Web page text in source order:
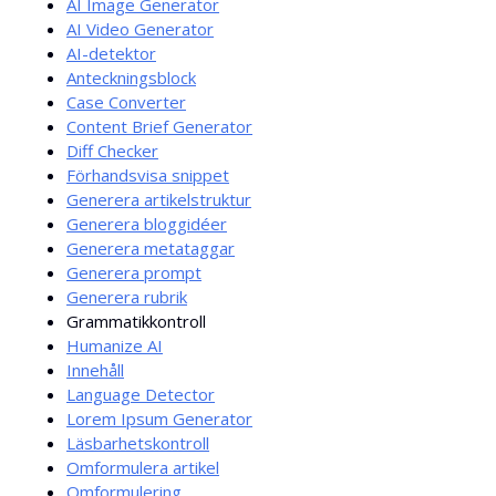
AI Image Generator
AI Video Generator
AI-detektor
Anteckningsblock
Case Converter
Content Brief Generator
Diff Checker
Förhandsvisa snippet
Generera artikelstruktur
Generera bloggidéer
Generera metataggar
Generera prompt
Generera rubrik
Grammatikkontroll
Humanize AI
Innehåll
Language Detector
Lorem Ipsum Generator
Läsbarhetskontroll
Omformulera artikel
Omformulering